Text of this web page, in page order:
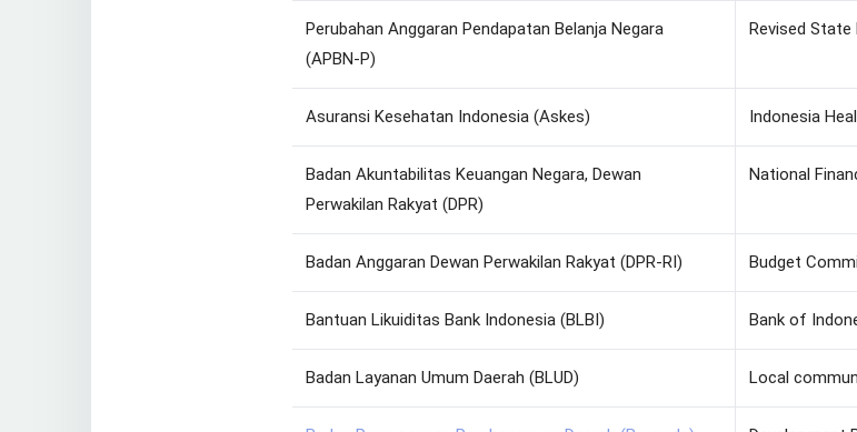
Perubahan Anggaran Pendapatan Belanja Negara
(APBN-P)
Revised State
Asuransi Kesehatan Indonesia (Askes) Indonesia
Badan Akuntabilitas Keuangan Negara, Dewan
Perwakilan Rakyat (DPR)
National
Badan Anggaran Dewan Perwakilan Rakyat (DPR-RI) Budget
Bantuan Likuiditas Bank Indonesia (BLBI) Bank of
Badan Layanan Umum Daerah (BLUD) Local